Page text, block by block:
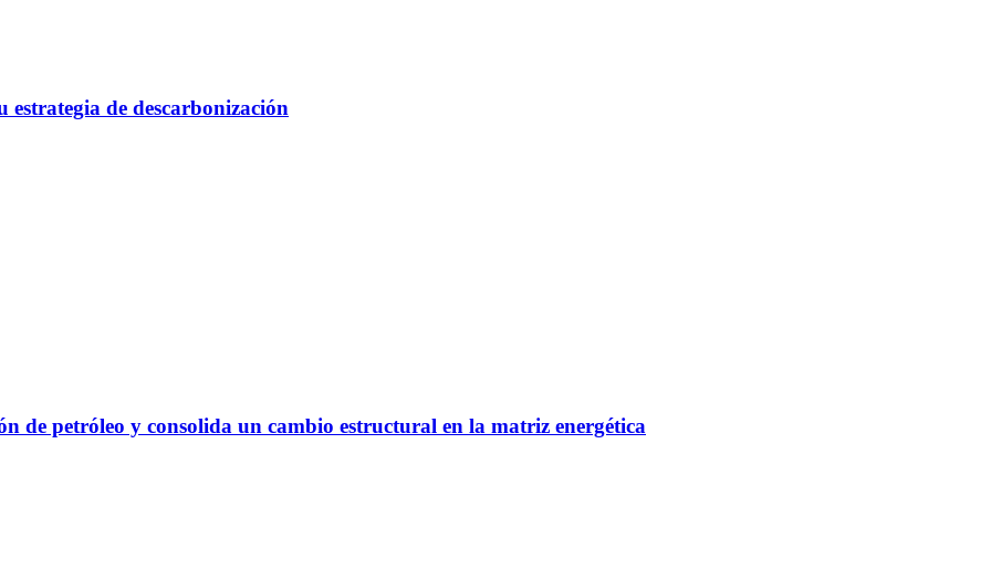
de descarbonización
de petróleo y consolida un cambio estructural en la matriz energética